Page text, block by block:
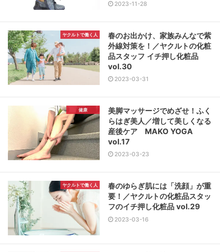
2023-11-28
ヤクルトで働く人
春のお出かけ、家族みんなで紫
外線対策を！／ヤクルトの化粧
品スタッフ イチ押し化粧品
vol.30
2023-03-31
健康
美脚マッサージでめざせ！ふく
らはぎ美人／増して美しくなる
産後ケア MAKO YOGA
vol.17
2023-03-23
ヤクルトで働く人
春のゆらぎ肌には「洗顔」が重
要！／ヤクルトの化粧品スタッ
フのイチ押し化粧品 vol.29
2023-03-16